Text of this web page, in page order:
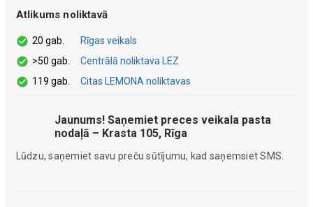
Atlikums noliktavā
20 gab.
Rīgas veikals
>50 gab.
Centrālā noliktava LEZ
119 gab.
Citas LEMONA noliktavas
Jaunums! Saņemiet preces veikala pasta
nodaļā – Krasta 105, Rīga
Lūdzu, saņemiet savu preču sūtījumu, kad saņemsiet SMS.